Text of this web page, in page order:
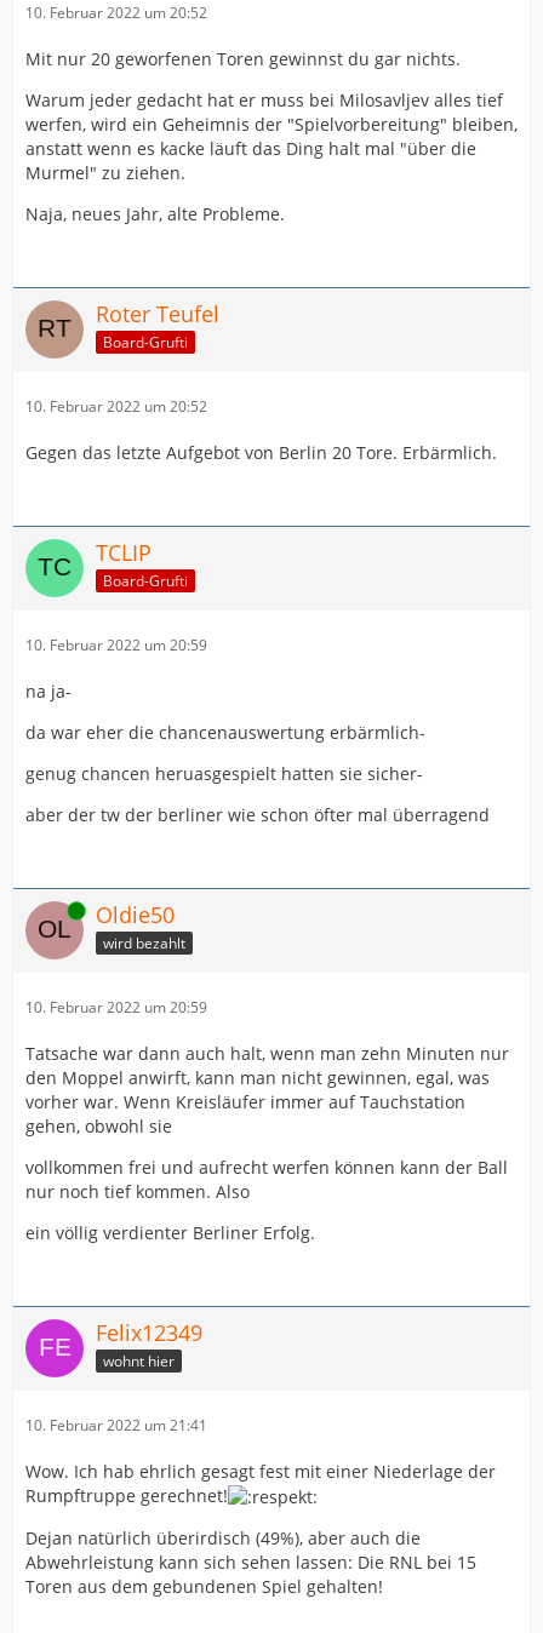
10. Februar 2022 um 20:52
Mit nur 20 geworfenen Toren gewinnst du gar nichts.
Warum jeder gedacht hat er muss bei Milosavljev alles tief
werfen, wird ein Geheimnis der "Spielvorbereitung" bleiben,
anstatt wenn es kacke läuft das Ding halt mal "über die
Murmel" zu ziehen.
Naja, neues Jahr, alte Probleme.
Roter Teufel
Board-Grufti
10. Februar 2022 um 20:52
Gegen das letzte Aufgebot von Berlin 20 Tore. Erbärmlich.
TCLIP
Board-Grufti
10. Februar 2022 um 20:59
na ja-
da war eher die chancenauswertung erbärmlich-
genug chancen heruasgespielt hatten sie sicher-
aber der tw der berliner wie schon öfter mal überragend
Online Oldie50
wird bezahlt
10. Februar 2022 um 20:59
Tatsache war dann auch halt, wenn man zehn Minuten nur
den Moppel anwirft, kann man nicht gewinnen, egal, was
vorher war. Wenn Kreisläufer immer auf Tauchstation
gehen, obwohl sie
vollkommen frei und aufrecht werfen können kann der Ball
nur noch tief kommen. Also
ein völlig verdienter Berliner Erfolg.
Felix12349
wohnt hier
10. Februar 2022 um 21:41
Wow. Ich hab ehrlich gesagt fest mit einer Niederlage der
Rumpftruppe gerechnet!
Dejan natürlich überirdisch (49%), aber auch die
Abwehrleistung kann sich sehen lassen: Die RNL bei 15
Toren aus dem gebundenen Spiel gehalten!